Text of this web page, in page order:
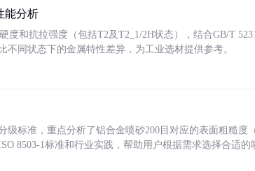
能分析
度和抗拉强度（包括T2及T2_1/2H状态），结合GB/T
不同状态下的金属特性差异，为工业选材提供参考。
级标准，重点分析了铝合金喷砂200目对应的表面粗糙度
8503-1标准和行业实践，帮助用户根据需求选择合适的